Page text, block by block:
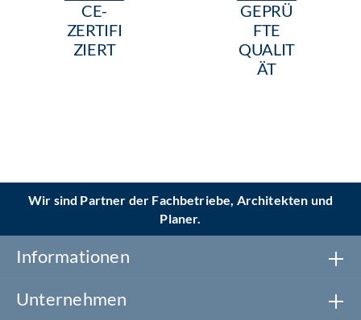
CE-
ZERTIFI
ZIERT
GEPRÜ
FTE
QUALIT
ÄT
Wir sind Partner der Fachbetriebe, Architekten und
Planer.
Informationen
Unternehmen